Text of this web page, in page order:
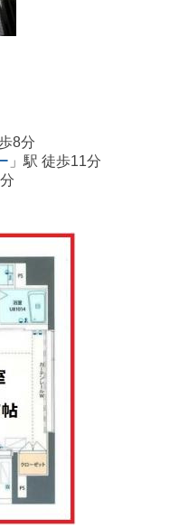
8分
」駅 徒歩11分